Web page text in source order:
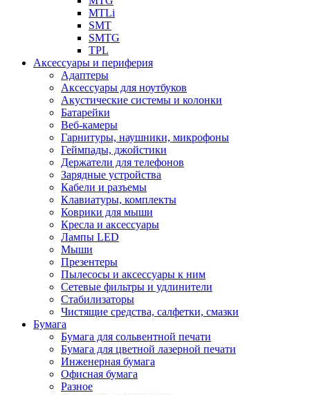
MTLi
SMT
SMTG
TPL
Аксессуары и периферия
Адаптеры
Аксессуары для ноутбуков
Акустические системы и колонки
Батарейки
Веб-камеры
Гарнитуры, наушники, микрофоны
Геймпады, джойстики
Держатели для телефонов
Зарядные устройства
Кабели и разъемы
Клавиатуры, комплекты
Коврики для мыши
Кресла и аксессуары
Лампы LED
Мыши
Презентеры
Пылесосы и аксессуары к ним
Сетевые фильтры и удлинители
Стабилизаторы
Чистящие средства, салфетки, смазки
Бумага
Бумага для сольвентной печати
Бумага для цветной лазерной печати
Инженерная бумага
Офисная бумага
Разное